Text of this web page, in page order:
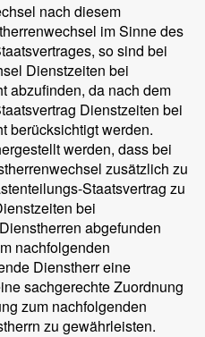
nach diesem
im Sinne des
so sind bei
Dienstzeiten bei
abzufinden, da nach dem
Dienstzeiten bei
berücksichtigt werden.
werden, dass bei
zusätzlich zu
Staatsvertrag zu
bei
abgefunden
nachfolgenden
Dienstherr eine
sachgerechte Zuordnung
zum nachfolgenden
zu gewährleisten.